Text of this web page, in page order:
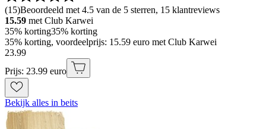
(15)Beoordeeld met 4.5 van de 5 sterren, 15 klantreviews
15.59 met Club Karwei
35% korting35% korting
35% korting, voordeelprijs: 15.59 euro met Club Karwei
23.99
Prijs: 23.99 euro
Bekijk alles in beits